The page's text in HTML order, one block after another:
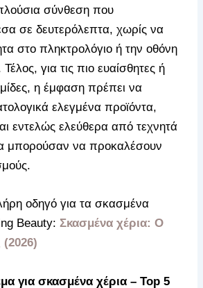
σύνθεση που
σε δευτερόλεπτα, χωρίς να
στο πληκτρολόγιο ή την οθόνη
για τις πιο ευαίσθητες ή
η έμφαση πρέπει να
ελεγμένα προϊόντα,
εντελώς ελεύθερα από τεχνητά
μπορούσαν να προκαλέσουν
οδηγό για τα σκασμένα
Beauty:Σκασμένα χέρια: Ο
για σκασμένα χέρια – Top 5